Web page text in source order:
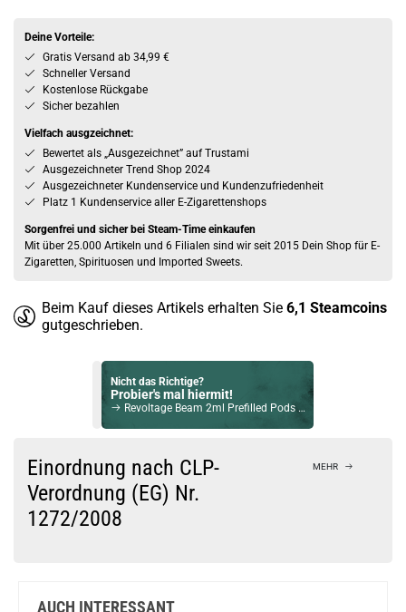
Deine Vorteile:
Gratis Versand ab 34,99 €
Schneller Versand
Kostenlose Rückgabe
Sicher bezahlen
Vielfach ausgzeichnet:
Bewertet als „Ausgezeichnet” auf Trustami
Ausgezeichneter Trend Shop 2024
Ausgezeichneter Kundenservice und Kundenzufriedenheit
Platz 1 Kundenservice aller E-Zigarettenshops
Sorgenfrei und sicher bei Steam-Time einkaufen
Mit über 25.000 Artikeln und 6 Filialen sind wir seit 2015 Dein Shop für E-
Zigaretten, Spirituosen und Imported Sweets.
Beim Kauf dieses Artikels erhalten Sie 6,1 Steamcoins
gutgeschrieben.
Nicht das Richtige?
Probier's mal hiermit!
Revoltage Beam 2ml Prefilled Pods 2er Pack Black Mango 10mg
Check das mal!
Flying Matra Lips Collection 10ml Longfill Aroma by Vaping Lips
Du willst Kröten sparen?
Schau mal hier!
Einordnung nach CLP-
Verordnung (EG) Nr.
1272/2008
MEHR
AUCH INTERESSANT